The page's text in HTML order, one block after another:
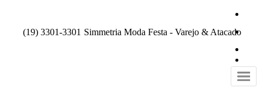
(19) 3301-3301 Simmetria Moda Festa - Varejo & Atacado